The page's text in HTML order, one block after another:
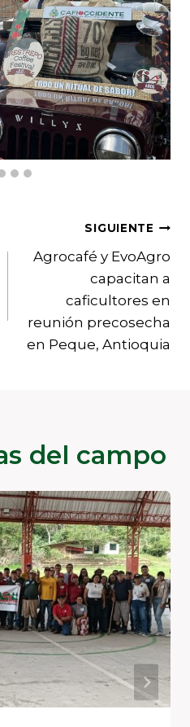
SIGUIENTE
Agrocafé y EvoAgro
capacitan a
caficultores en
reunión precosecha
en Peque, Antioquia
del campo